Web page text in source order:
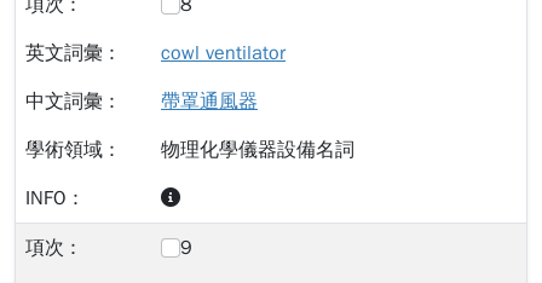
8
cowl ventilator
帶罩通風器
物理化學儀器設備名詞
9